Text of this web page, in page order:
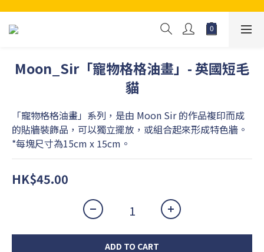
Moon_Sir「寵物格格油畫」- 英國短毛
貓
「寵物格格油畫」系列，是由 Moon Sir 的作品複印而成
的貼牆裝飾品，可以獨立擺放，或組合起來形成特色牆。
*每塊尺寸為15cm x 15cm。
HK$45.00
ADD TO CART